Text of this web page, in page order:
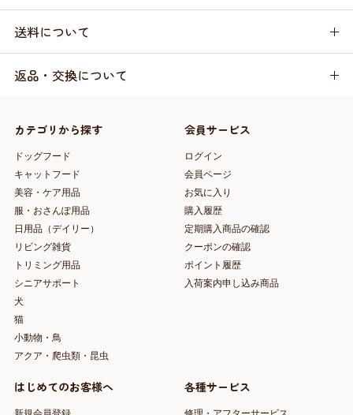
送料について
返品・交換について
カテゴリから探す
ドッグフード
キャットフード
美容・ケア用品
服・おさんぽ用品
日用品（デイリー）
リビング雑貨
トリミング用品
シニアサポート
犬
猫
小動物・鳥
アクア・爬虫類・昆虫
会員サービス
ログイン
会員ページ
お気に入り
購入履歴
定期購入商品の確認
クーポンの確認
ポイント履歴
入荷案内申し込み商品
はじめてのお客様へ 各種サービス